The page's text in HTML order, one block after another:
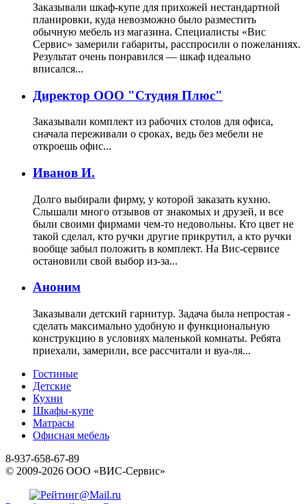
Заказывали шкаф-купе для прихожей нестандартной
планировки, куда невозможно было разместить
обычную мебель из магазина. Специалисты «Вис
Сервис» замерили габариты, расспросили о пожеланиях.
Результат очень понравился — шкаф идеально
вписался...
Директор ООО "Студия Плюс"
Заказывали комплект из рабочих столов для офиса,
сначала переживали о сроках, ведь без мебели не
откроешь офис...
Иванов И.
Долго выбирали фирму, у которой заказать кухню.
Слышали много отзывов от знакомых и друзей, и все
были своими фирмами чем-то недовольны. Кто цвет не
такой сделал, кто ручки другие прикрутил, а кто ручки
вообще забыл положить в комплект. На Вис-сервисе
остановили свой выбор из-за...
Аноним
Заказывали детский гарнитур. Задача была непростая -
сделать максимально удобную и функциональную
конструкцию в условиях маленькой комнаты. Ребята
приехали, замерили, все рассчитали и вуа-ля...
Гостиные
Детские
Кухни
Шкафы-купе
Матрасы
Офисная мебель
8-937-658-67-89
© 2009-2026 ООО «ВИС-Сервис»